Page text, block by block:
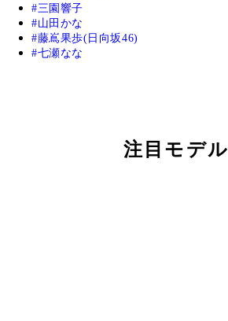
三園響子
山田かな
藤嶌果歩(日向坂46)
七瀬なな
注目モデル